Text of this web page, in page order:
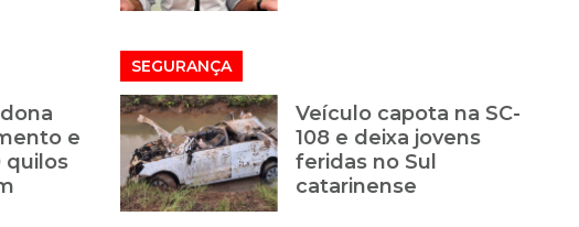
e
quilos
SEGURANÇA
Veículo capota na SC-
108 e deixa jovens
feridas no Sul
catarinense